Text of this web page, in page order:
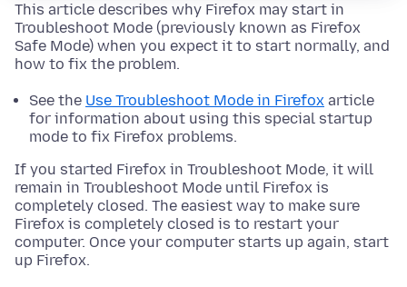
This article describes why Firefox may start in
Troubleshoot Mode (previously known as Firefox
Safe Mode) when you expect it to start normally, and
how to fix the problem.
See the Use Troubleshoot Mode in Firefox article
for information about using this special startup
mode to fix Firefox problems.
If you started Firefox in Troubleshoot Mode, it will
remain in Troubleshoot Mode until Firefox is
completely closed. The easiest way to make sure
Firefox is completely closed is to restart your
computer. Once your computer starts up again, start
up Firefox.